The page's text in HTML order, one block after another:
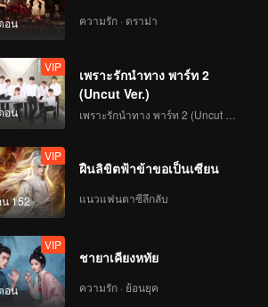
อน ความรัก · ดราม่า
อน
VIP
เพราะรักนำทาง พาร์ท 2
(Uncut Ver.)
152
VIP
ฝืนลิขิตฟ้าข้าขอเป็นเซียน
แนวแฟนตาซีลึกลับ
อน
VIP
ชายาเคียงหทัย
ความรัก · ย้อนยุค